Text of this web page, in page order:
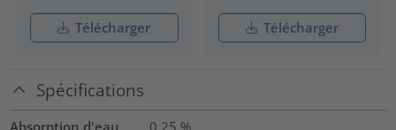
Télécharger Télécharger
Spécifications